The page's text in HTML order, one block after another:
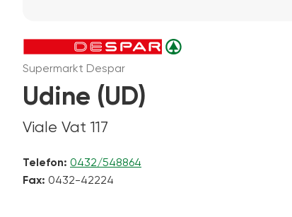
Supermarkt Despar
Udine (UD)
Viale Vat 117
Telefon: 0432/548864
Fax: 0432-42224